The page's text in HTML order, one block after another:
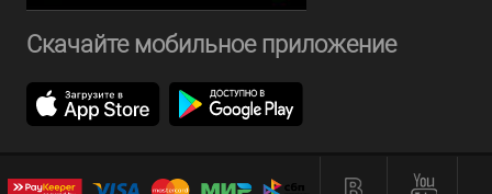
Скачайте мобильное приложение